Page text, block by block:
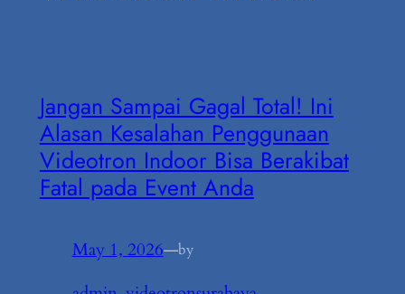
Jangan Sampai Gagal Total! Ini
Alasan Kesalahan Penggunaan
Videotron Indoor Bisa Berakibat
Fatal pada Event Anda
May 1, 2026—by